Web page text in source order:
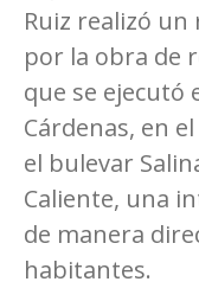
Ruiz realizó
por la obra de
que se ejecutó
Cárdenas, en
el bulevar
Caliente, una
de manera
habitantes.